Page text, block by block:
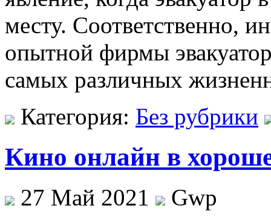
месту. Соответственно,
опытной фирмы
самых различных
Категория: Без рубрики
Кино онлайн в
27 Май 2021
Gwp